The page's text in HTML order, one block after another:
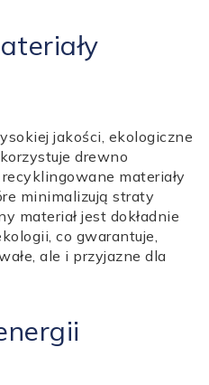
jakości, ekologiczne
drewno
materiały
minimalizują straty
materiał jest dokładnie
co gwarantuje,
ale i przyjazne dla